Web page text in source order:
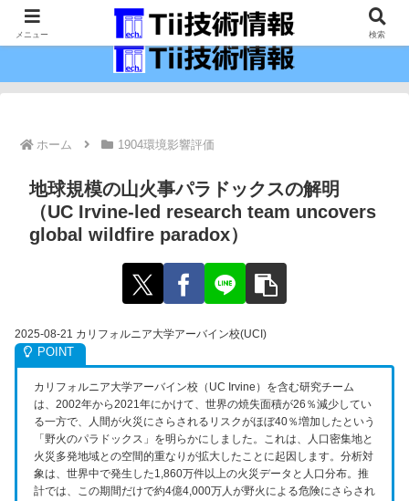
最新の科学技術の情報インフラ。
ホーム 1904環境影響評価
地球規模の山火事パラドックスの解明
（UC Irvine-led research team uncovers
global wildfire paradox）
2025-08-21 カリフォルニア大学アーバイン校(UCI)
カリフォルニア大学アーバイン校（UC Irvine）を含む研究チーム
は、2002年から2021年にかけて、世界の焼失面積が26％減少してい
る一方で、人間が火災にさらされるリスクがほぼ40％増加したという
「野火のパラドックス」を明らかにしました。これは、人口密集地と
火災多発地域との空間的重なりが拡大したことに起因します。分析対
象は、世界中で発生した1,860万件以上の火災データと人口分布。推
計では、この期間だけで約4億4,000万人が野火による危険にさらされ
メニュー 検索